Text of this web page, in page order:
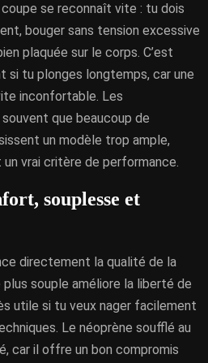
se reconnaît vite : tu dois
bouger sans tension excessive
plaquée sur le corps. C’est
si tu plonges longtemps, car une
inconfortable. Les
que beaucoup de
un modèle trop ample,
vrai critère de performance.
souplesse et
directement la qualité de la
plus souple améliore la liberté de
utile si tu veux nager facilement
Le néoprène soufflé au
car il offre un bon compromis